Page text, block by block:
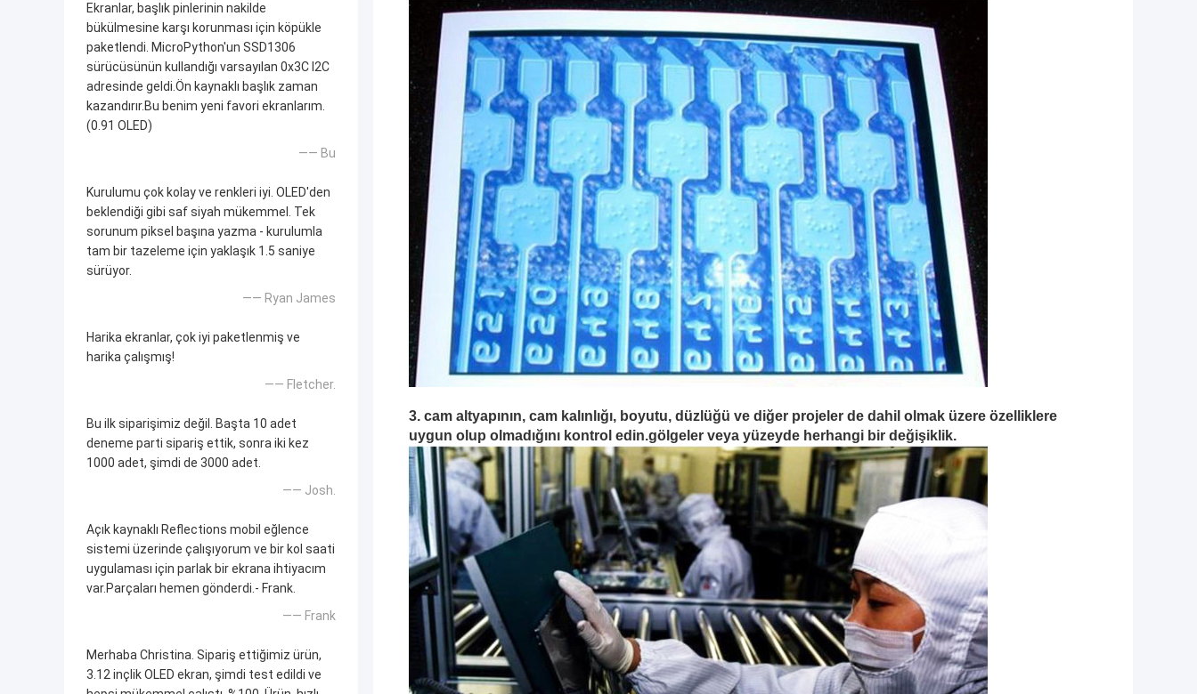
Ekranlar, başlık pinlerinin nakilde
bükülmesine karşı korunması için köpükle
paketlendi. MicroPython'un SSD1306
sürücüsünün kullandığı varsayılan 0x3C I2C
adresinde geldi.Ön kaynaklı başlık zaman
kazandırır.Bu benim yeni favori ekranlarım.
(0.91 OLED)
—— Bu
Kurulumu çok kolay ve renkleri iyi. OLED'den
beklendiği gibi saf siyah mükemmel. Tek
sorunum piksel başına yazma - kurulumla
tam bir tazeleme için yaklaşık 1.5 saniye
sürüyor.
—— Ryan James
Harika ekranlar, çok iyi paketlenmiş ve
harika çalışmış!
—— Fletcher.
Bu ilk siparişimiz değil. Başta 10 adet
deneme parti sipariş ettik, sonra iki kez
1000 adet, şimdi de 3000 adet.
—— Josh.
Açık kaynaklı Reflections mobil eğlence
sistemi üzerinde çalışıyorum ve bir kol saati
uygulaması için parlak bir ekrana ihtiyacım
var.Parçaları hemen gönderdi.- Frank.
—— Frank
Merhaba Christina. Sipariş ettiğimiz ürün,
3.12 inçlik OLED ekran, şimdi test edildi ve
3. cam altyapının, cam kalınlığı, boyutu, düzlüğü ve diğer projeler de dahil olmak üzere özelliklere
uygun olup olmadığını kontrol edin.gölgeler veya yüzeyde herhangi bir değişiklik.